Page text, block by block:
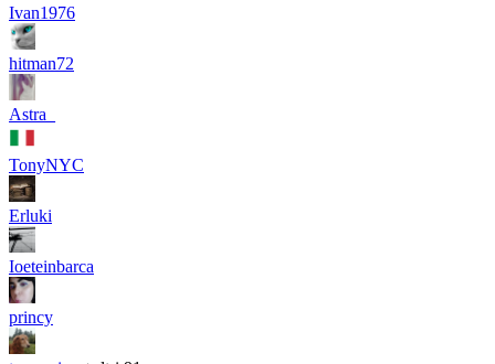
Ivan1976
hitman72
Astra_
TonyNYC
Erluki
Ioeteinbarca
princy